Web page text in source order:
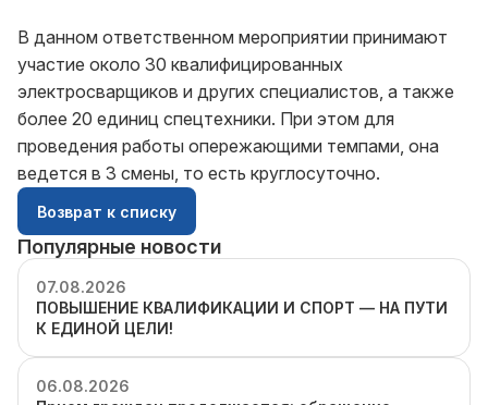
В данном ответственном мероприятии принимают
участие около 30 квалифицированных
электросварщиков и других специалистов, а также
более 20 единиц спецтехники. При этом для
проведения работы опережающими темпами, она
ведется в 3 смены, то есть круглосуточно.
Возврат к списку
Популярные новости
07.08.2026
ПОВЫШЕНИЕ КВАЛИФИКАЦИИ И СПОРТ — НА ПУТИ
К ЕДИНОЙ ЦЕЛИ!
06.08.2026